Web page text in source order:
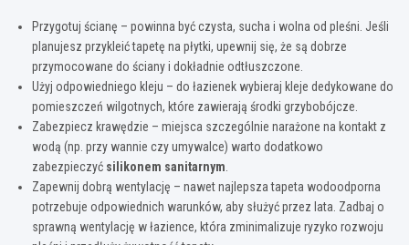
Przygotuj ścianę – powinna być czysta, sucha i wolna od pleśni. Jeśli
planujesz przykleić tapetę na płytki, upewnij się, że są dobrze
przymocowane do ściany i dokładnie odtłuszczone.
Użyj odpowiedniego kleju – do łazienek wybieraj kleje dedykowane do
pomieszczeń wilgotnych, które zawierają środki grzybobójcze.
Zabezpiecz krawędzie – miejsca szczególnie narażone na kontakt z
wodą (np. przy wannie czy umywalce) warto dodatkowo
zabezpieczyć silikonem sanitarnym
Zapewnij dobrą wentylację – nawet najlepsza tapeta wodoodporna
potrzebuje odpowiednich warunków, aby służyć przez lata. Zadbaj o
sprawną wentylację w łazience, która zminimalizuje ryzyko rozwoju